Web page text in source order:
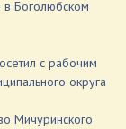
Боголюбском
с рабочим
округа
Мичуринского